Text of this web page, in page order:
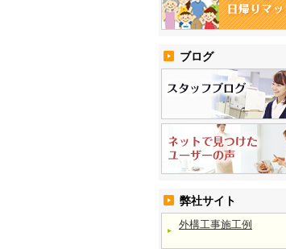
ブログ
弊社サイト
外構工事施工例